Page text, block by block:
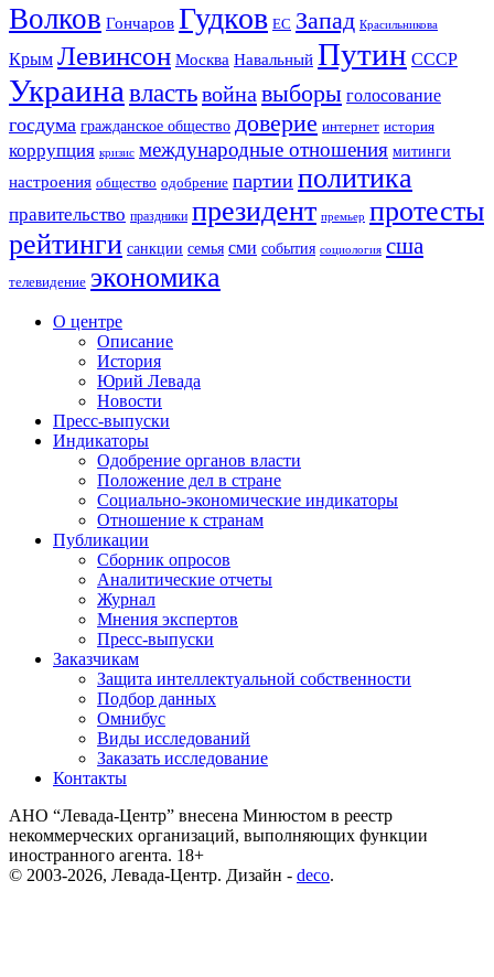
Волков Гончаров Гудков ЕС Запад Красильникова
Крым Левинсон Москва Навальный Путин СССР
Украина властьвойна выборы голосование
госдума гражданское общество доверие интернет история
коррупция кризис международные отношения митинги
настроения общество одобрение партии политика
правительство праздники президент премьер протесты
рейтинги санкции семья сми события социология сша
телевидение экономика
О центре
Описание
История
Юрий Левада
Новости
Пресс-выпуски
Индикаторы
Одобрение органов власти
Положение дел в стране
Социально-экономические индикаторы
Отношение к странам
Публикации
Сборник опросов
Аналитические отчеты
Журнал
Мнения экспертов
Пресс-выпуски
Заказчикам
Защита интеллектуальной собственности
Подбор данных
Омнибус
Виды исследований
Заказать исследование
Контакты
АНО “Левада-Центр” внесена Минюстом в реестр
некоммерческих организаций, выполняющих функции
иностранного агента. 18+
© 2003-2026, Левада-Центр. Дизайн - deco.